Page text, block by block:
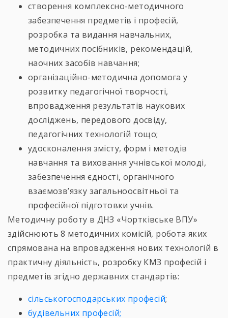
створення комплексно-методичного
забезпечення предметів і професій,
розробка та видання навчальних,
методичних посібників, рекомендацій,
наочних засобів навчання;
організаційно-методична допомога у
розвитку педагогічної творчості,
впровадження результатів наукових
досліджень, передового досвіду,
педагогічних технологій тощо;
удосконалення змісту, форм і методів
навчання та виховання учнівської молоді,
забезпечення єдності, органічного
взаємозв’язку загальноосвітньої та
професійної підготовки учнів.
Методичну роботу в ДНЗ «Чортківське ВПУ»
здійснюють 8 методичних комісій, робота яких
спрямована на впровадження нових технологій в
практичну діяльність, розробку КМЗ професій і
предметів згідно державних стандартів:
сільськогосподарських професій;
будівельних професій;